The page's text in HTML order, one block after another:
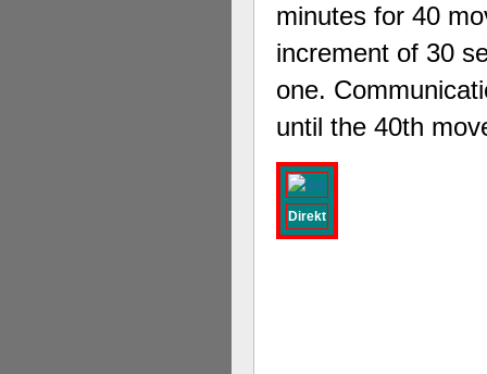
minutes for 40
increment of 30
one.
until the 40th
Direkt